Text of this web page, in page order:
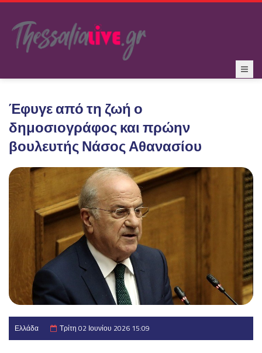
Έφυγε από τη ζωή ο
δημοσιογράφος και πρώην
βουλευτής Νάσος Αθανασίου
Ελλάδα Τρίτη 02 Ιουνίου 2026 15:09